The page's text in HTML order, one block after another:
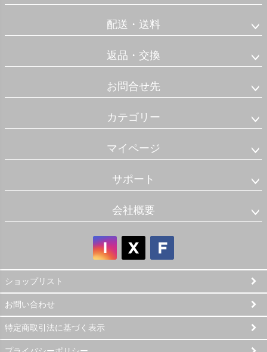
配送・送料
返品・交換
お問合せ先
カテゴリー
マイページ
サポート
会社概要
ショップリスト
お問い合わせ
特定商取引法に基づく表示